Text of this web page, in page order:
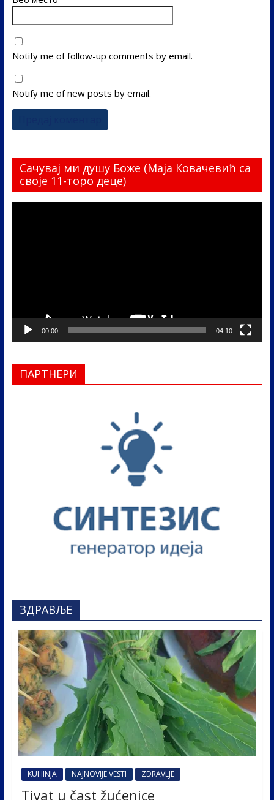
Notify me of follow-up comments by email.
Notify me of new posts by email.
Сачувај ми душу Боже (Маја Ковачевић са
своје 11-торо деце)
00:00 04:10
ПАРТНЕРИ
ЗДРАВЉЕ
KUHINJA NAJNOVIJE VESTI ZDRAVLJE
Tivat u čast žućenice